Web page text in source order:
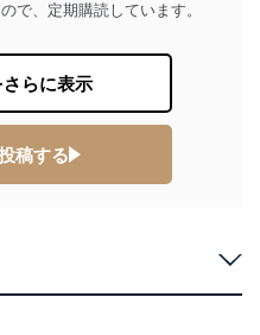
ス
者を設置し、個人情報保
報を取得・アクセス・利
で、定期購読しています。
らに表示
稿する